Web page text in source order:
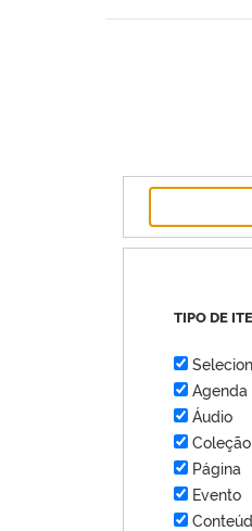
TIPO DE
Agenda
Áudio
Coleção
Página
Evento